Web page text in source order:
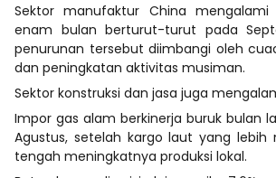
Sektor manufaktur China mengalami
enam bulan berturut-turut pada
penurunan tersebut diimbangi oleh
dan peningkatan aktivitas musiman.
Sektor konstruksi dan jasa juga
Impor gas alam berkinerja buruk bulan
Agustus, setelah kargo laut yang lebih
tengah meningkatnya produksi lokal.